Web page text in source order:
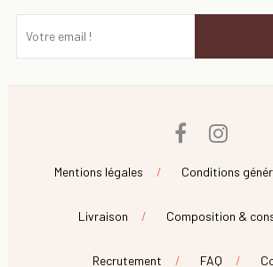
Facebook
Mentions légales Conditions
Livraison Composition &
Recrutement FAQ